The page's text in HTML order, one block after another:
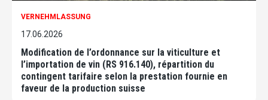
VERNEHMLASSUNG
17.06.2026
Modification de l’ordonnance sur la viticulture et
l’importation de vin (RS 916.140), répartition du
contingent tarifaire selon la prestation fournie en
faveur de la production suisse